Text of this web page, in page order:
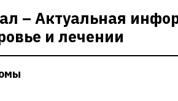
– Актуальная
и лечении